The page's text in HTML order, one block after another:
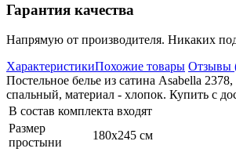
Гарантия качества
Напрямую от производителя. Никаких
ХарактеристикиПохожие товары Отзывы
Постельное белье из сатина Asabella
спальный, материал - хлопок. Купить с
В состав комплекта входят
Размер
простыни
180х245 см